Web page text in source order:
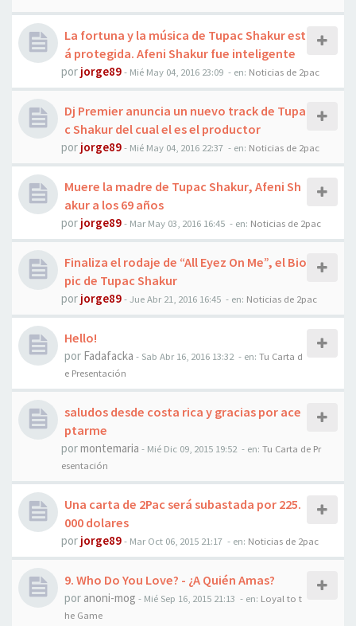
La fortuna y la música de Tupac Shakur est
á protegida. Afeni Shakur fue inteligente
por jorge89- Mié May 04, 2016 23:09 - en: Noticias de 2pac
Dj Premier anuncia un nuevo track de Tupa
c Shakur del cual el es el productor
por jorge89- Mié May 04, 2016 22:37 - en: Noticias de 2pac
Muere la madre de Tupac Shakur, Afeni Sh
akur a los 69 años
por jorge89- Mar May 03, 2016 16:45 - en: Noticias de 2pac
Finaliza el rodaje de “All Eyez On Me”, el Bio
pic de Tupac Shakur
por jorge89-Jue Abr 21, 2016 16:45 - en: Noticias de 2pac
Hello!
por Fadafacka - Sab Abr 16, 2016 13:32 - en: Tu Carta d
e Presentación
saludos desde costa rica y gracias por ace
ptarme
pormontemaria - Mié Dic 09, 2015 19:52 - en: Tu Carta de Pr
esentación
Una carta de 2Pac será subastada por 225.
000 dolares
por jorge89- Mar Oct 06, 2015 21:17 - en: Noticias de 2pac
9. Who Do You Love? - ¿A Quién Amas?
por anoni-mog - Mié Sep 16, 2015 21:13 - en: Loyal to t
he Game